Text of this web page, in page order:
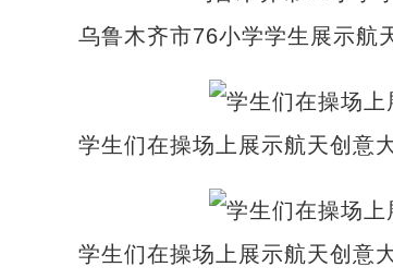
乌鲁木齐市76小学学生展示航
学生们在操场上展示航天创意
学生们在操场上展示航天创意